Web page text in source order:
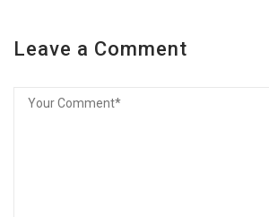
Leave a Comment